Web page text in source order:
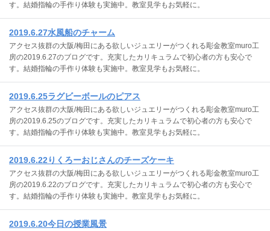
す。結婚指輪の手作り体験も実施中。教室見学もお気軽に。
2019.6.27水風船のチャーム
アクセス抜群の大阪/梅田にある欲しいジュエリーがつくれる彫金教室muro工
房の2019.6.27のブログです。充実したカリキュラムで初心者の方も安心で
す。結婚指輪の手作り体験も実施中。教室見学もお気軽に。
2019.6.25ラグビーボールのピアス
アクセス抜群の大阪/梅田にある欲しいジュエリーがつくれる彫金教室muro工
房の2019.6.25のブログです。充実したカリキュラムで初心者の方も安心で
す。結婚指輪の手作り体験も実施中。教室見学もお気軽に。
2019.6.22りくろーおじさんのチーズケーキ
アクセス抜群の大阪/梅田にある欲しいジュエリーがつくれる彫金教室muro工
房の2019.6.22のブログです。充実したカリキュラムで初心者の方も安心で
す。結婚指輪の手作り体験も実施中。教室見学もお気軽に。
2019.6.20今日の授業風景